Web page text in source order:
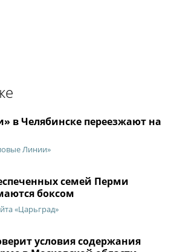
в Челябинске переезжают на
Линии»
семей Перми
боксом
«Царьград»
условия содержания